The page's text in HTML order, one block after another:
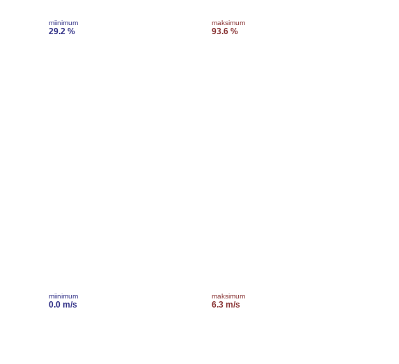
miinimum
29.2 %
maksimum
93.6 %
miinimum
0.0 m/s
maksimum
6.3 m/s